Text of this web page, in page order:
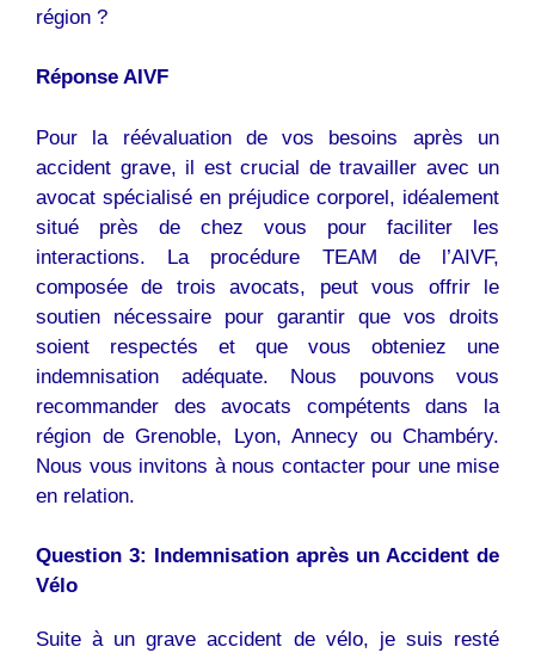
région ?
Réponse AIVF
Pour la réévaluation de vos besoins après un
accident grave, il est crucial de travailler avec un
avocat spécialisé en préjudice corporel, idéalement
situé près de chez vous pour faciliter les
interactions. La procédure TEAM de l’AIVF,
composée de trois avocats, peut vous offrir le
soutien nécessaire pour garantir que vos droits
soient respectés et que vous obteniez une
indemnisation adéquate. Nous pouvons vous
recommander des avocats compétents dans la
région de Grenoble, Lyon, Annecy ou Chambéry.
Nous vous invitons à nous contacter pour une mise
en relation.
Question 3: Indemnisation après un Accident de
Vélo
Suite à un grave accident de vélo, je suis resté